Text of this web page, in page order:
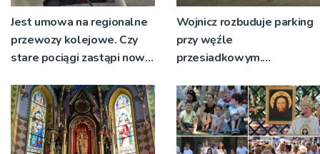
Jest umowa na regionalne
przewozy kolejowe. Czy
stare pociągi zastąpi nowy
Wojnicz rozbuduje parking
przy węźle
przesiadkowym.
miejsc